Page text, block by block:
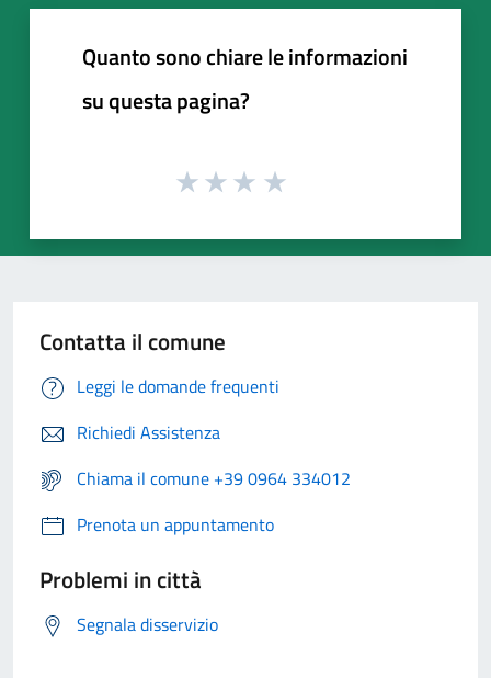
Quanto sono chiare le informazioni
su questa pagina?
Contatta il comune
Leggi le domande frequenti
Richiedi Assistenza
Chiama il comune +39 0964 334012
Prenota un appuntamento
Problemi in città
Segnala disservizio